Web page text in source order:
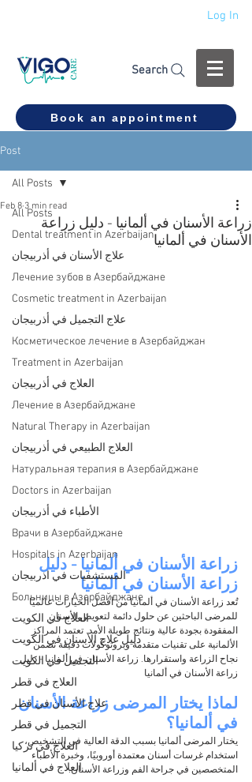
Log In
Search
Book an appointment
Post
All Posts
Dental treatment in Azerbaijan
علاج الأسنان في أذربيجان
Лечение зубов в Азербайджане
Cosmetic treatment in Azerbaijan
علاج التجميل في أذربيجان
Косметическое лечение в Азербайджан
Treatment in Azerbaijan
العلاج في أذربيجان
Лечение в Азербайджане
Natural Therapy in Azerbaijan
العلاج الطبيعي في أذربيجان
Натуральная терапия в Азербайджане
Doctors in Azerbaijan
الأطباء في أذربيجان
Врачи в Азербайджане
Hospitals in Azerbaijan
المستشفيات في اذربيجان
Больницы в Азербайджане
العلاج في الكويت
دليل علاج الأسنان في الكويت
التجميل في الكويت
العلاج في قطر
علاج الأسنان في قطر
التجميل في قطر
العلاج في تركيا
العلاج في ألمانيا
All Posts
زراعة الأسنان في ألمانيا - دليل زراعة
الأسنان في ألمانيا
Feb 8 3 min read
زراعة الأسنان في ألمانيا - دليل
زراعة الأسنان في ألمانيا
تُعد زراعة الأسنان في ألمانيا من أفضل الخيارات عالميًا
للمرضى الباحثين عن حلول دائمة لتعويض الأسنان
المفقودة بجودة عالية ونتائج طويلة الأمد. تعتمد المراكز
الألمانية على تقنيات متقدمة وبروتوكولات دقيقة تضمن
نجاح الزراعة واستقرارها. زراعة الأسنان في ألمانيا - دليل
زراعة الأسنان في ألمانيا
لماذا يختار المرضى زراعة الأسنان
في ألمانيا؟
يختار المرضى ألمانيا بسبب الدقة العالية في التشخيص،
استخدام غرسات أسنان معتمدة أوروبيًا، وخبرة الأطباء
المتخصصين في جراحة الفم وزراعة الأسنان.